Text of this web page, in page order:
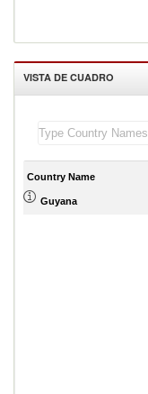
VISTA DE CUADRO
Country Name
Guyana